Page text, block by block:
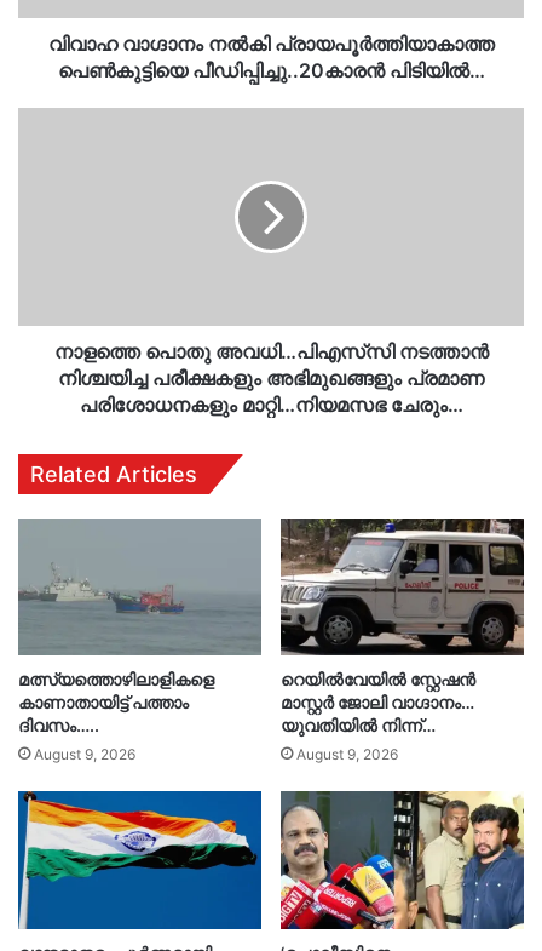
വിവാഹ വാ​ഗ്ദാനം നൽകി പ്രായപൂ‍ർത്തിയാകാത്ത
പെൺകുട്ടിയെ പീഡിപ്പിച്ചു..20കാരൻ പിടിയിൽ…
പ്രമാണ
പരിശോധനകളും
മാറ്റി…
നാളത്തെ പൊതു അവധി…പിഎസ്‌സി നടത്താൻ
നിശ്ചയിച്ച പരീക്ഷകളും അഭിമുഖങ്ങളും പ്രമാണ
പരിശോധനകളും മാറ്റി…നിയമസഭ ചേരും…
Related Articles
മത്സ്യത്തൊഴിലാളികളെ
കാണാതായിട്ട് പത്താം
ദിവസം…..
August 9, 2026
റെയിൽവേയിൽ സ്റ്റേഷൻ
മാസ്റ്റർ ജോലി വാഗ്ദാനം…
യുവതിയിൽ നിന്ന്…
August 9, 2026